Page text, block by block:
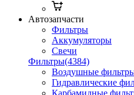
Автозапчасти
Фильтры
Аккумуляторы
Свечи
Фильтры(4384)
Воздушные
Гидравлические
Карбамидные